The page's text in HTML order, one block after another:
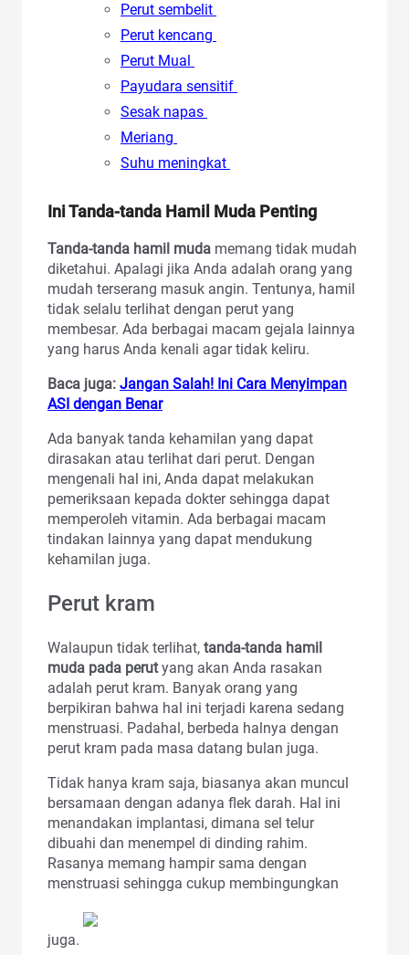
Perut sembelit
Perut kencang
Perut Mual
Payudara sensitif
Sesak napas
Meriang
Suhu meningkat
Ini Tanda-tanda Hamil Muda Penting
Tanda-tanda hamil muda memang tidak mudah
diketahui. Apalagi jika Anda adalah orang yang
mudah terserang masuk angin. Tentunya, hamil
tidak selalu terlihat dengan perut yang
membesar. Ada berbagai macam gejala lainnya
yang harus Anda kenali agar tidak keliru.
Baca juga: Jangan Salah! Ini Cara Menyimpan
ASI dengan Benar
Ada banyak tanda kehamilan yang dapat
dirasakan atau terlihat dari perut. Dengan
mengenali hal ini, Anda dapat melakukan
pemeriksaan kepada dokter sehingga dapat
memperoleh vitamin. Ada berbagai macam
tindakan lainnya yang dapat mendukung
kehamilan juga.
Perut kram
Walaupun tidak terlihat, tanda-tanda hamil
muda pada perut yang akan Anda rasakan
adalah perut kram. Banyak orang yang
berpikiran bahwa hal ini terjadi karena sedang
menstruasi. Padahal, berbeda halnya dengan
perut kram pada masa datang bulan juga.
Tidak hanya kram saja, biasanya akan muncul
bersamaan dengan adanya flek darah. Hal ini
menandakan implantasi, dimana sel telur
dibuahi dan menempel di dinding rahim.
Rasanya memang hampir sama dengan
menstruasi sehingga cukup membingungkan
juga.